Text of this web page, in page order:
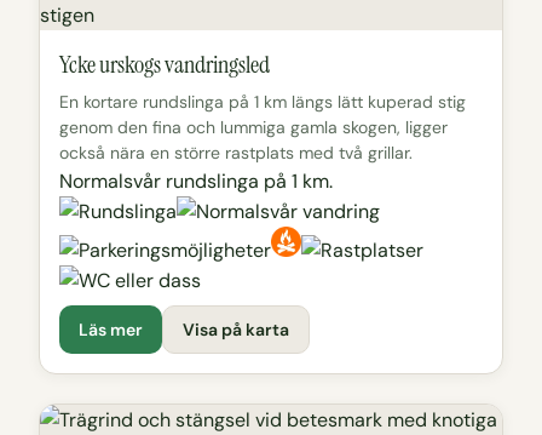
Ycke urskogs vandringsled
En kortare rundslinga på 1 km längs lätt kuperad stig
genom den fina och lummiga gamla skogen, ligger
också nära en större rastplats med två grillar.
Normalsvår rundslinga på 1 km.
Läs mer Visa på karta